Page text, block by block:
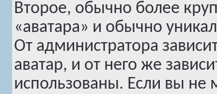
Второе, обычно более
«аватара» и обычно
От администратора
аватар, и от него же
использованы. Если вы не